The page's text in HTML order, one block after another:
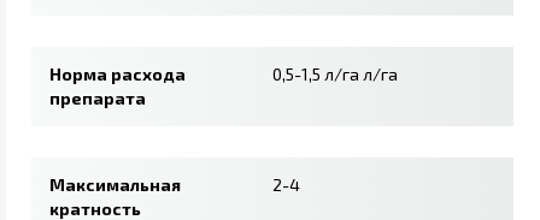
Норма расхода
препарата
0,5-1,5 л/га л/га
Максимальная
кратность
2-4